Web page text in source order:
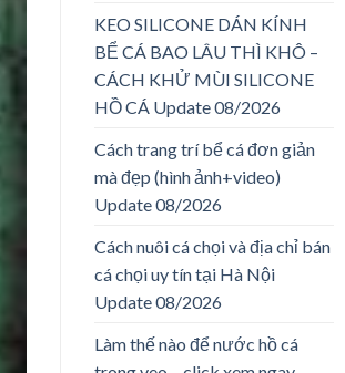
KEO SILICONE DÁN KÍNH
BỂ CÁ BAO LÂU THÌ KHÔ –
CÁCH KHỬ MÙI SILICONE
HỒ CÁ Update 08/2026
Cách trang trí bể cá đơn giản
mà đẹp (hình ảnh+video)
Update 08/2026
Cách nuôi cá chọi và địa chỉ bán
cá chọi uy tín tại Hà Nội
Update 08/2026
Làm thế nào để nước hồ cá